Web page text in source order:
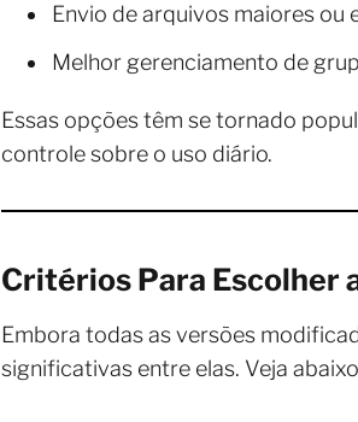
Envio de arquivos maiores
Melhor gerenciamento de
Essas opções têm se tornado
controle sobre o uso diário.
Critérios Para Escolher
Embora todas as versões
significativas entre elas. Veja